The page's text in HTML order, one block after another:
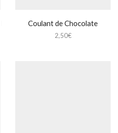
Coulant de Chocolate
2,50€